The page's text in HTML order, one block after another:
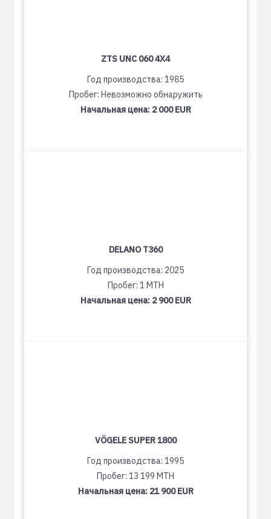
ZTS UNC 060 4X4
Год производства: 1985
Пробег: Невозможно обнаружить
Начальная цена: 2 000 EUR
DELANO T360
Год производства: 2025
Пробег: 1 MTH
Начальная цена: 2 900 EUR
VÖGELE SUPER 1800
Год производства: 1995
Пробег: 13 199 MTH
Начальная цена: 21 900 EUR